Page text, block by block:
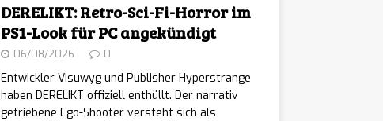
DERELIKT: Retro-Sci-Fi-Horror im
PS1-Look für PC angekündigt
06/08/2026 0
Entwickler Visuwyg und Publisher Hyperstrange
haben DERELIKT offiziell enthüllt. Der narrativ
getriebene Ego-Shooter versteht sich als